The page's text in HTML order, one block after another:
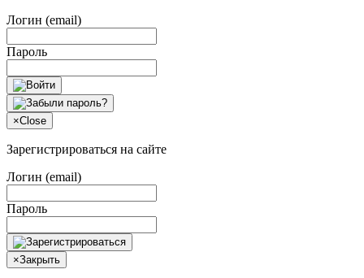
Логин (email)
Пароль
×Close
Зарегистрироваться на сайте
Логин (email)
Пароль
×Закрыть